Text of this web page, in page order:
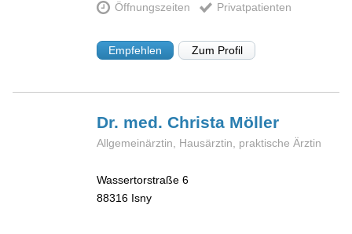
Öffnungszeiten Privatpatienten
Empfehlen Zum Profil
Dr. med. Christa Möller
Allgemeinärztin, Hausärztin, praktische Ärztin
Wassertorstraße 6
88316 Isny